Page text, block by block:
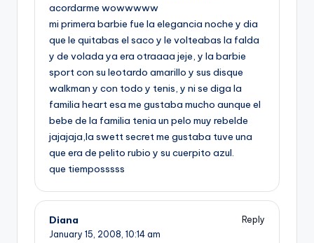
acordarme wowwwww
mi primera barbie fue la elegancia noche y dia
que le quitabas el saco y le volteabas la falda
y de volada ya era otraaaa jeje, y la barbie
sport con su leotardo amarillo y sus disque
walkman y con todo y tenis, y ni se diga la
familia heart esa me gustaba mucho aunque el
bebe de la familia tenia un pelo muy rebelde
jajajaja,la swett secret me gustaba tuve una
que era de pelito rubio y su cuerpito azul.
que tiemposssss
Diana
Reply
January 15, 2008, 10:14 am